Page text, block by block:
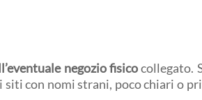
negozio fisicocollegato.
con nomi strani, poco chiari o